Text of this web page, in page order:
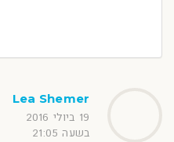
Lea Shemer
19 ביולי 2016
בשעה 21:05